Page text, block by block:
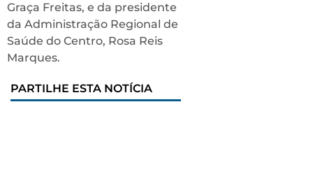
Graça Freitas, e da presidente
da Administração Regional de
Saúde do Centro, Rosa Reis
Marques.
PARTILHE ESTA NOTÍCIA